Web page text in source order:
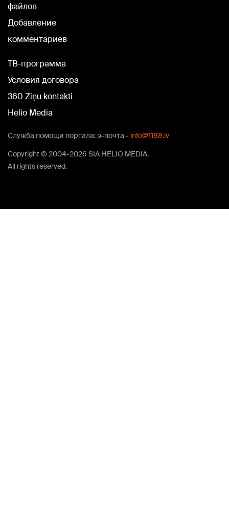
файлов
Добавление
комментариев
TВ-программа
Условия договора
360 Ziņu kontakti
Helio Media
Служба помощи портала: э-почта - info@1188.lv
Copyright © 2004-2026 SIA HELIO MEDIA.
All rights reserved.